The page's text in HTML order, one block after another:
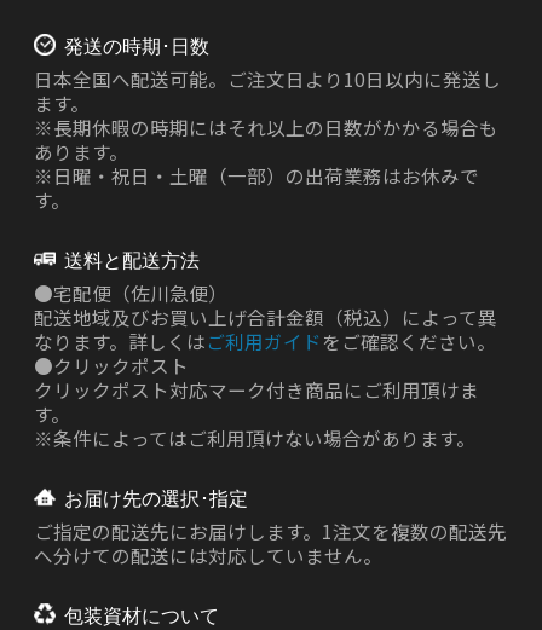
発送の時期･日数
日本全国へ配送可能。ご注文日より10日以内に発送し
ます。
※長期休暇の時期にはそれ以上の日数がかかる場合も
あります。
※日曜・祝日・土曜（一部）の出荷業務はお休みで
す。
送料と配送方法
●宅配便（佐川急便）
配送地域及びお買い上げ合計金額（税込）によって異
なります。詳しくはご利用ガイド をご確認ください。
●クリックポスト
クリックポスト対応マーク付き商品にご利用頂けま
す。
※条件によってはご利用頂けない場合があります。
お届け先の選択･指定
ご指定の配送先にお届けします。1注文を複数の配送先
へ分けての配送には対応していません。
包装資材について